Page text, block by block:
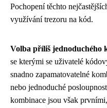
Pochopení těchto
využívání trezoru na kód.
Volba příliš jednoduchého
se kterými se uživatelé
snadno zapamatovatelné
nebo jednoduché
kombinace jsou však